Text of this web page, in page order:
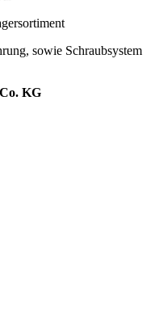
sowie Schraubsystem
KG